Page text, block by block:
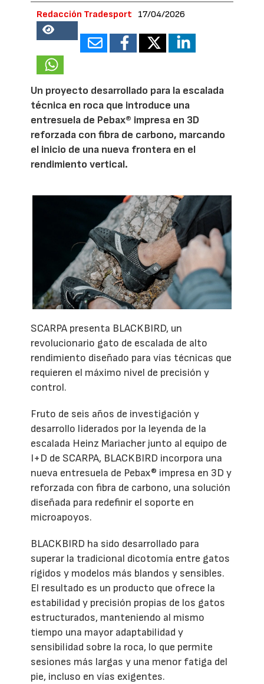
Redacción Tradesport 17/04/2026
18834
Un proyecto desarrollado para la escalada
técnica en roca que introduce una
entresuela de Pebax® impresa en 3D
reforzada con fibra de carbono, marcando
el inicio de una nueva frontera en el
rendimiento vertical.
SCARPA presenta BLACKBIRD, un
revolucionario gato de escalada de alto
rendimiento diseñado para vías técnicas que
requieren el máximo nivel de precisión y
control.
Fruto de seis años de investigación y
desarrollo liderados por la leyenda de la
escalada Heinz Mariacher junto al equipo de
I+D de SCARPA, BLACKBIRD incorpora una
nueva entresuela de Pebax® impresa en 3D y
reforzada con fibra de carbono, una solución
diseñada para redefinir el soporte en
microapoyos.
BLACKBIRD ha sido desarrollado para
superar la tradicional dicotomía entre gatos
rígidos y modelos más blandos y sensibles.
El resultado es un producto que ofrece la
estabilidad y precisión propias de los gatos
estructurados, manteniendo al mismo
tiempo una mayor adaptabilidad y
sensibilidad sobre la roca, lo que permite
sesiones más largas y una menor fatiga del
pie, incluso en vías exigentes.